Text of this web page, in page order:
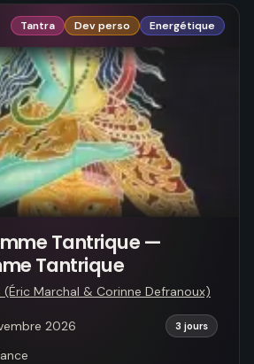
Tantra Dev perso Energétique
Tantrique —
Tantrique
Marchal & Corinne Defranoux)
2026 3 jours